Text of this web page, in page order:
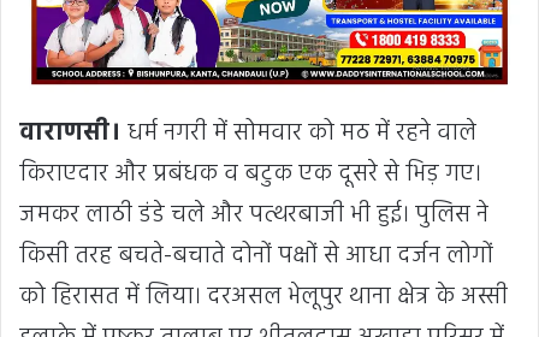
वाराणसी। धर्म नगरी में सोमवार को मठ में रहने वाले
किराएदार और प्रबंधक व बटुक एक दूसरे से भिड़ गए।
जमकर लाठी डंडे चले और पत्थरबाजी भी हुई। पुलिस ने
किसी तरह बचते-बचाते दोनों पक्षों से आधा दर्जन लोगों
को हिरासत में लिया। दरअसल भेलूपुर थाना क्षेत्र के अस्सी